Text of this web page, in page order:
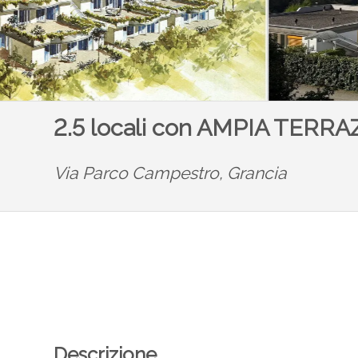
2.5 locali con AMPIA
Via Parco Campestro, Grancia